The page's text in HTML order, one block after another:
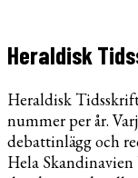
Heraldisk
Heraldisk
nummer per år.
debattinlägg och
Hela